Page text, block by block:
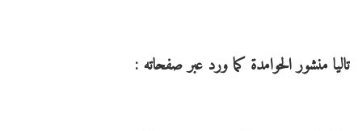
تاليا منشور الحوامدة كما ورد عبر صفحاته :